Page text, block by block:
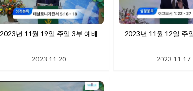
2023년 11월 19일 주일 3부 예배
2023.11.20
2023년 11월 12일 주
2023.11.17